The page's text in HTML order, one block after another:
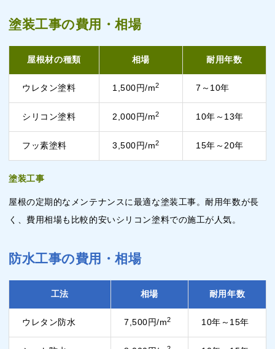
塗装工事の費用・相場
屋根材の種類 相場 耐用年数
ウレタン塗料 1,500円/m2 7～10年
シリコン塗料 2,000円/m2 10年～13年
フッ素塗料 3,500円/m2 15年～20年
塗装工事
屋根の定期的なメンテナンスに最適な塗装工事。耐用年数が長
く、費用相場も比較的安いシリコン塗料での施工が人気。
防水工事の費用・相場
工法 相場 耐用年数
ウレタン防水 7,500円/m2 10年～15年